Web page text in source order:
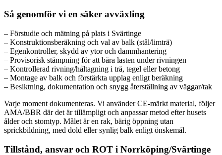
Så genomför vi en säker avväxling
– Förstudie och mätning på plats i Svärtinge
– Konstruktionsberäkning och val av balk (stål/limträ)
– Egenkontroller, skydd av ytor och dammhantering
– Provisorisk stämpning för att bära lasten under rivningen
– Kontrollerad rivning/håltagning i trä, tegel eller betong
– Montage av balk och förstärkta upplag enligt beräkning
– Besiktning, dokumentation och snygg återställning av väggar/tak
Varje moment dokumenteras. Vi använder CE-märkt material, följer
AMA/BBR där det är tillämpligt och anpassar metod efter husets
ålder och stomtyp. Målet är en rak, bärig öppning utan
sprickbildning, med dold eller synlig balk enligt önskemål.
Tillstånd, ansvar och ROT i Norrköping/Svärtinge